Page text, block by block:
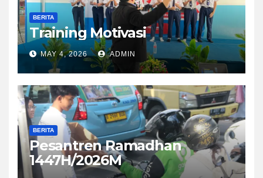
BERITA
Training Motivasi
MAY 4, 2026 ADMIN
BERITA
Pesantren Ramadhan
1447H/2026M